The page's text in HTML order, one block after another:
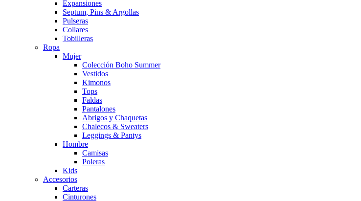
Expansiones
Septum, Pins & Argollas
Pulseras
Collares
Tobilleras
Ropa
Mujer
Colección Boho Summer
Vestidos
Kimonos
Tops
Faldas
Pantalones
Abrigos y Chaquetas
Chalecos & Sweaters
Leggings & Pantys
Hombre
Camisas
Poleras
Kids
Accesorios
Carteras
Cinturones